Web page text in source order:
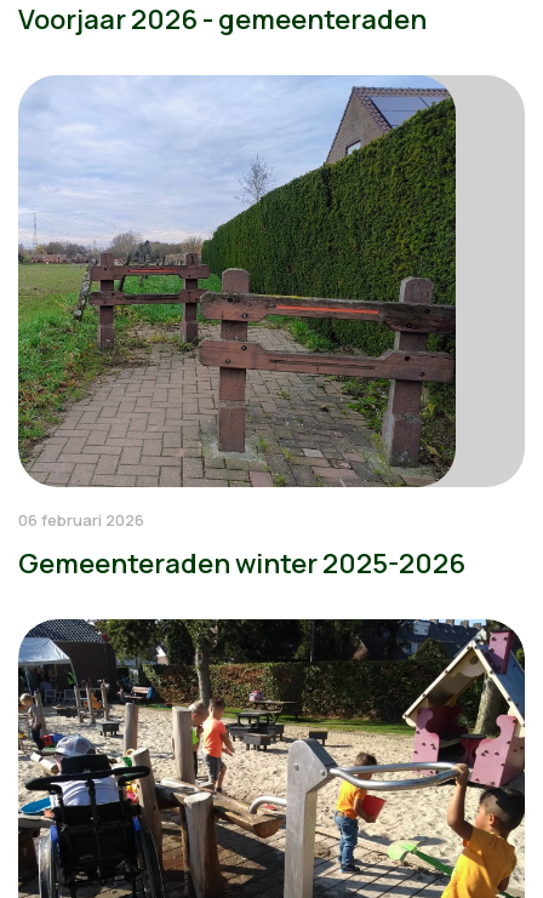
Voorjaar 2026 - gemeenteraden
06 februari 2026
Gemeenteraden winter 2025-2026